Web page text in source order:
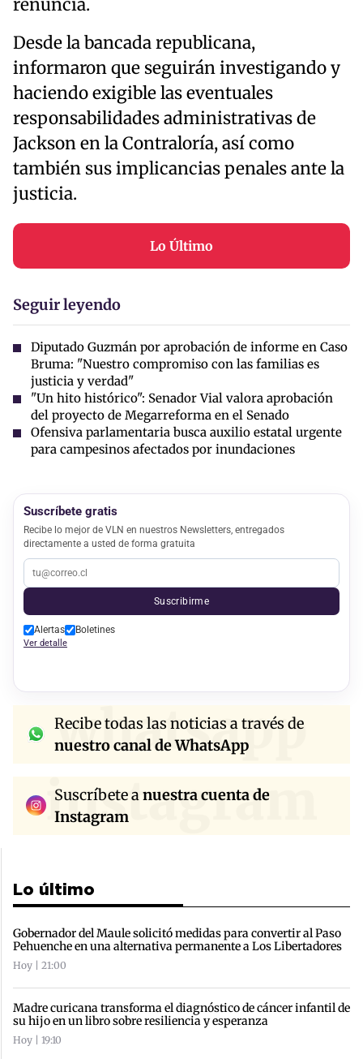
renuncia.
Desde la bancada republicana,
informaron que seguirán investigando y
haciendo exigible las eventuales
responsabilidades administrativas de
Jackson en la Contraloría, así como
también sus implicancias penales ante la
justicia.
Lo Último
Seguir leyendo
Diputado Guzmán por aprobación de informe en Caso
Bruma: "Nuestro compromiso con las familias es
justicia y verdad"
"Un hito histórico": Senador Vial valora aprobación
del proyecto de Megarreforma en el Senado
Ofensiva parlamentaria busca auxilio estatal urgente
para campesinos afectados por inundaciones
Suscríbete gratis
Recibe lo mejor de VLN en nuestros Newsletters, entregados
directamente a usted de forma gratuita
Suscribirme
Alertas Boletines
Ver detalle
whatsapp
Recibe todas las noticias a través de
nuestro canal de WhatsApp
instagram
Suscríbete a nuestra cuenta de
Instagram
Lo último
Gobernador del Maule solicitó medidas para convertir al Paso
Pehuenche en una alternativa permanente a Los Libertadores
Hoy | 21:00
Madre curicana transforma el diagnóstico de cáncer infantil de
su hijo en un libro sobre resiliencia y esperanza
Hoy | 19:10